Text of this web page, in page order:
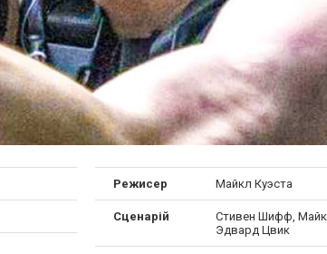
Режисер Майкл Куэста
Сценарій
Стивен Шифф,
Эдвард Цвик